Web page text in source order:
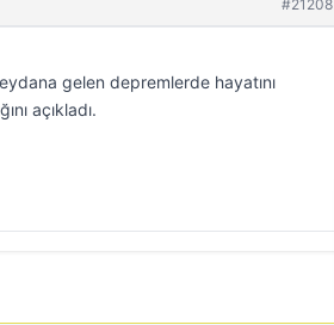
#21208
gelen depremlerde hayatını
açıkladı.